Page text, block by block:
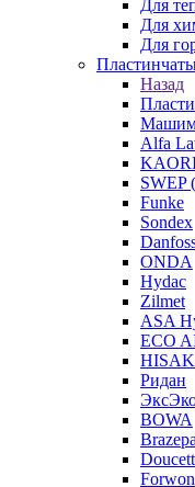
Для
Для
Для
Назад
Alfa
SWEP
Funke
Sondex
ONDA
Hydac
Zilmet
ASA
ECO
Ридан
BOWA
Forwon